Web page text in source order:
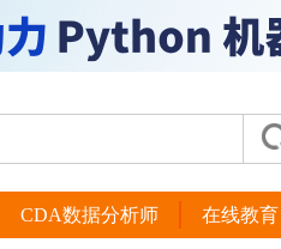
CDA数据分析师 在线教育